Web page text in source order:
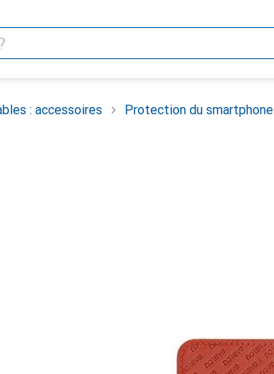
: accessoires Protection du smartphone